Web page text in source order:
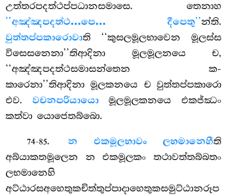
උත්තරපදත්ථප්පධානසමාසෙ. තෙනාහ
‘‘අඤ්ඤපදත්ථ…පෙ… දීපෙතු’’න්ති.
වුත්තප්පකාරොවාති ‘‘කුසලමූලභාවෙන මූලස්ස
විසෙසනෙනා’’තිආදිනා මූලමූලනයෙ ච,
‘‘අඤ්ඤපදත්ථසමාසන්තෙන ක-
කාරෙනා’’තිආදිනා මූලකනයෙ ච වුත්තප්පකාරො
එව. වචනපරියායොමූලමූලකනයෙ එකජ්ඣං
කත්වා යොජෙතබ්බො.
74-85.න එකමූලභාවං ලභමානෙහීති
අබ්යාකතමූලෙන න එකමූලකං තථාවත්තබ්බතං
ලභමානෙහි
අට්ඨාරසඅහෙතුකචිත්තුප්පාදාහෙතුකසමුට්ඨානරූප